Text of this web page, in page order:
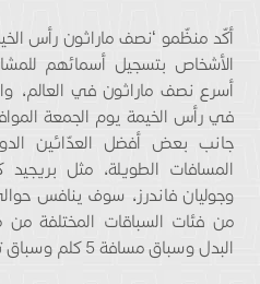
أكّد منظّمو ‘نصف ماراثون رأس
الأشخاص بتسجيل أسمائهم
أسرع نصف ماراثون في العالم،
جانب بعض أفضل العدّائين
المسافات الطويلة، مثل
من فئات السباقات المختلفة
البدل وسباق مسافة 5 كلم وسباق ترفيهي لمسافة1 كلم.